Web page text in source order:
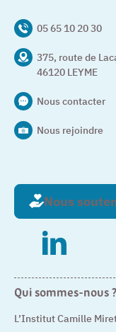
05 65 10 20 30
375, route de
46120 LEYME
Nous contacter
Nous rejoindre
Nous
–
Qui sommes-nous ?
L’Institut Camille